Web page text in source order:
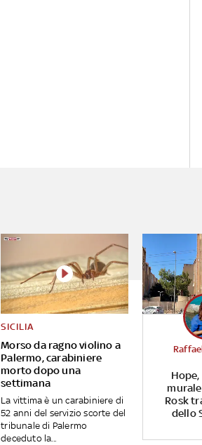
Morso da ragno violino a
Palermo, carabiniere
morto dopo una
settimana
SICILIA
La vittima è un carabiniere di
52 anni del servizio scorte del
tribunale di Palermo
deceduto la...
Rosk
dello